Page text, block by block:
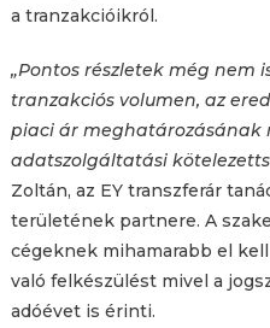
a tranzakcióikról.
„Pontos részletek még nem
tranzakciós volumen, az
piaci ár meghatározásának
adatszolgáltatási
Zoltán, az EY transzferár
területének partnere. A
cégeknek mihamarabb el
való felkészülést mivel a
adóévet is érinti.